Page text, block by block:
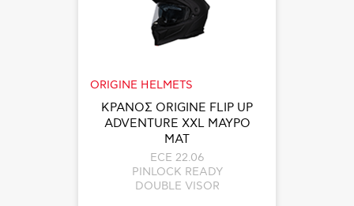
ORIGINE HELMETS
ΚΡΑΝΟΣ ORIGINE FLIP UP
ADVENTURE XXL ΜΑΥΡΟ
ΜΑΤ
ECE 22.06
PINLOCK READY
DOUBLE VISOR